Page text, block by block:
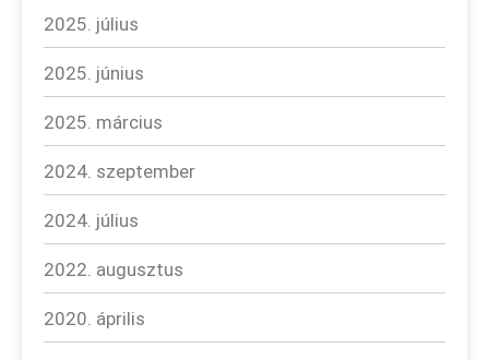
2025. július
2025. június
2025. március
2024. szeptember
2024. július
2022. augusztus
2020. április